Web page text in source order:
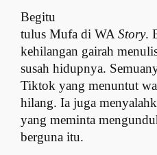
Begitu
tulus Mufa di WAStory.
kehilangan gairah
susah hidupnya.
Tiktok yang menuntut
hilang. Ia juga
yang meminta
berguna itu.